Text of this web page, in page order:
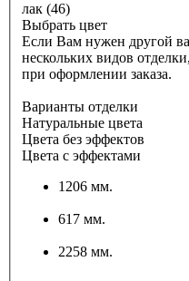
лак (46)
Выбрать цвет
Если Вам нужен другой
нескольких видов
при оформлении заказа.
Варианты отделки
Натуральные цвета
Цвета без эффектов
Цвета с эффектами
1206 мм.
617 мм.
2258 мм.